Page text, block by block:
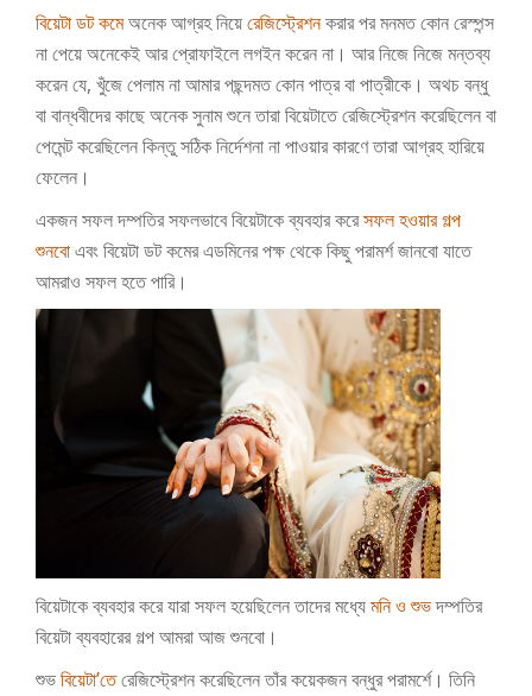
বিয়েটা ডট কমেঅনেক আগ্রহ নিয়েরেজিস্ট্রেশনকরার পর মনমত কোন রেস্পন্স
না পেয়ে অনেকেই আর প্রোফাইলে লগইন করেন না। আর নিজে নিজে মন্তব্য
করেন যে, খুঁজে পেলাম না আমার পছন্দমত কোন পাত্র বা পাত্রীকে। অথচ বন্ধু
বা বান্ধবীদের কাছে অনেক সুনাম শুনে তারা বিয়েটাতে রেজিস্ট্রেশন করেছিলেন বা
পেমেন্ট করেছিলেন কিন্তু সঠিক নির্দেশনা না পাওয়ার কারণে তারা আগ্রহ হারিয়ে
ফেলেন।
একজন সফল দম্পতির সফলভাবে বিয়েটাকে ব্যবহার করেসফল হওয়ার গল্প
শুনবোএবং বিয়েটা ডট কমের এডমিনের পক্ষ থেকে কিছু পরামর্শ জানবো যাতে
আমরাও সফল হতে পারি।
বিয়েটাকে ব্যবহার করে যারা সফল হয়েছিলেন তাদের মধ্যেমনি ও শুভদম্পতির
বিয়েটা ব্যবহারের গল্প আমরা আজ শুনবো।
শুভবিয়েটা’তেরেজিস্ট্রেশন করেছিলেন তাঁর কয়েকজন বন্ধুর পরামর্শে। তিনি